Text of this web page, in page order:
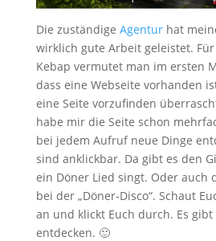
Die zuständige Agenturhat
wirklich gute Arbeit geleistet.
Kebap vermutet man im ersten
dass eine Webseite vorhanden
eine Seite vorzufinden
habe mir die Seite schon
bei jedem Aufruf neue Dinge
sind anklickbar. Da gibt es den
ein Döner Lied singt. Oder auch
bei der „Döner-Disco“. Schaut
an und klickt Euch durch. Es gibt
entdecken. 🙂